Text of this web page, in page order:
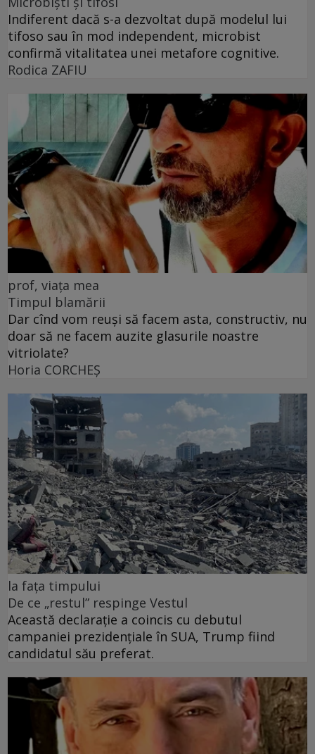
Indiferent dacă s-a dezvoltat după modelul lui
tifoso sau în mod independent, microbist
confirmă vitalitatea unei metafore cognitive.
Rodica ZAFIU
prof, viața mea
Timpul blamării
Dar cînd vom reuși să facem asta, constructiv, nu
doar să ne facem auzite glasurile noastre
vitriolate?
Horia CORCHEŞ
la fața timpului
De ce „restul” respinge Vestul
Această declarație a coincis cu debutul
campaniei prezidențiale în SUA, Trump fiind
candidatul său preferat.